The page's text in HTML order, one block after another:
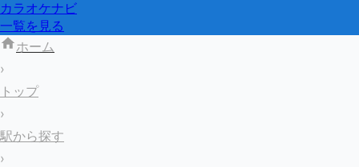
カラオケナビ
一覧を見る
ホーム
›
トップ
›
駅から探す
›